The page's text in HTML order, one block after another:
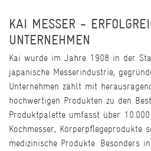
KAI MESSER -
UNTERNEHMEN
Kai wurde im Jahre 1908 in der
japanische Messerindustrie,
Unternehmen zählt mit
hochwertigen Produkten zu den
Produktpalette umfasst über
Kochmesser, Körperpflegeprodukte
medizinische Produkte. Besonders